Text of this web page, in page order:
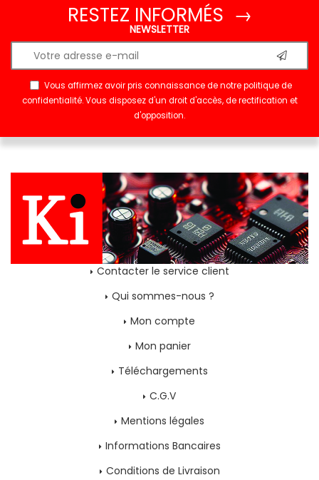
RESTEZ INFORMÉS →
NEWSLETTER
Vous affirmez avoir pris connaissance de notrepolitique de
confidentialité. Vous disposez d'un droit d'accès, de rectification et
d'opposition.
Contacter le service client
Qui sommes-nous ?
Mon compte
Mon panier
Téléchargements
C.G.V
Mentions légales
Informations Bancaires
Conditions de Livraison